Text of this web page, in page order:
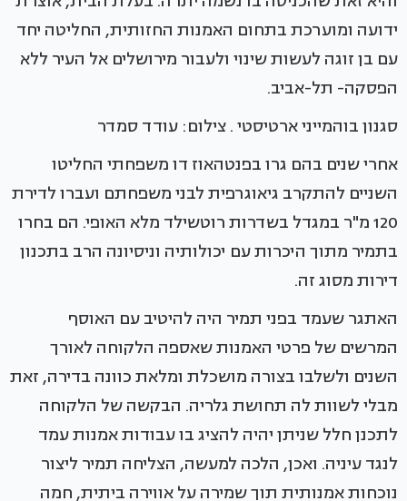
ידועה ומוערכת בתחום האמנות החזותית, החליטה יחד
עם בן זוגה לעשות שינוי ולעבור מירושלים אל העיר ללא
הפסקה- תל-אביב.
סגנון בוהמייני ארטיסטי . צילום: עודד סמדר
אחרי שנים בהם גרו בפנטהאוז דו משפחתי החליטו
השניים להתקרב גיאוגרפית לבני משפחתם ועברו לדירת
120 מ"ר במגדל בשדרות רוטשילד מלא האופי. הם בחרו
בתמיר מתוך היכרות עם יכולותיה וניסיונה הרב בתכנון
דירות מסוג זה.
האתגר שעמד בפני תמיר היה להיטיב עם האוסף
המרשים של פרטי האמנות שאספה הלקוחה לאורך
השנים ולשלבו בצורה מושכלת ומלאת כוונה בדירה, זאת
מבלי לשוות לה תחושת גלריה. הבקשה של הלקוחה
לתכנן חלל שניתן יהיה להציג בו עבודות אמנות עמד
לנגד עיניה. ואכן, הלכה למעשה, הצליחה תמיר ליצור
נוכחות אמנותית תוך שמירה על אווירה ביתית, חמה